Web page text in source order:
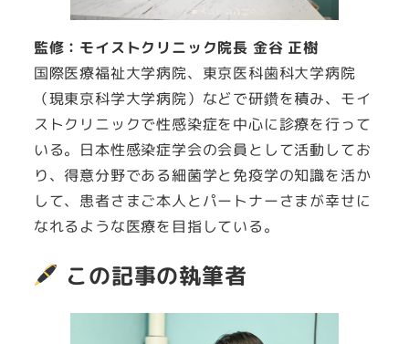
監修：モイストクリニック院長 金谷 正樹
国際医療福祉大学病院、東京医科歯科大学病院
（現東京科学大学病院）などで研鑽を積み、モイ
ストクリニックで性感染症を中心に診療を行って
いる。日本性感染症学会の会員として活動してお
り、得意分野である細菌学と免疫学の知識を活か
して、患者さまご本人とパートナーさまが幸せに
なれるような医療を目指している。
この記事の執筆者